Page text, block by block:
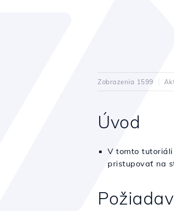
Zobrazenia 1599
Úvod
V tomto tutoriáli
pristupovať na